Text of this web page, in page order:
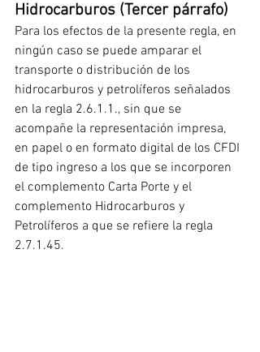
Hidrocarburos (Tercer párrafo)
Para los efectos de la presente regla, en
ningún caso se puede amparar el
transporte o distribución de los
hidrocarburos y petrolíferos señalados
en la regla 2.6.1.1., sin que se
acompañe la representación impresa,
en papel o en formato digital de los CFDI
de tipo ingreso a los que se incorporen
el complemento Carta Porte y el
complemento Hidrocarburos y
Petrolíferos a que se refiere la regla
2.7.1.45.